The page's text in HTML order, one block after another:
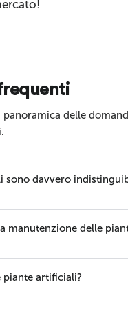
Invia
delle
sono davvero
manutenzione delle
artificiali?